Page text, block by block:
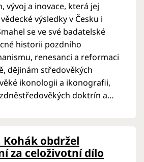
vývoj a inovace, která jej
výsledky v Česku i
se ve své badatelské
historii pozdního
renesanci a reformaci
dějinám středověkých
ikonologii a ikonografii,
doktrín a
Kohák obdržel
za celoživotní dílo